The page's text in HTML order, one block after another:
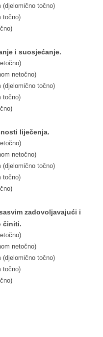
točno)
točno)
i suosjećanje.
netočno)
točno)
točno)
liječenja.
netočno)
točno)
točno)
zadovoljavajući i
činiti.
netočno)
točno)
točno)